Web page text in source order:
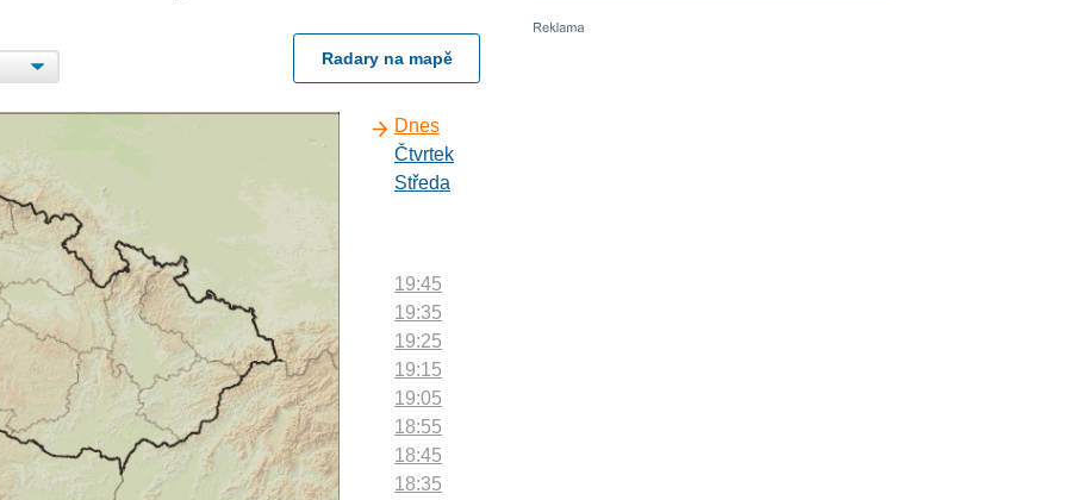
Radary na mapě
Dnes
Čtvrtek
Středa
19:45
19:35
19:25
19:15
19:05
18:55
18:45
18:35